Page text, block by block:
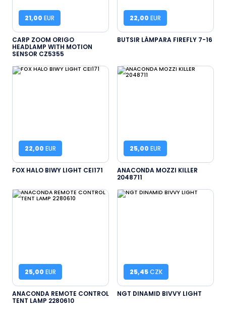
21,00 EUR
CARP ZOOM ORIGO
HEADLAMP WITH MOTION
SENSOR CZ5355
22,00 EUR
BUTSIR LÁMPARA FIREFLY 7-16
22,00 EUR
FOX HALO BIWY LIGHT CEI171
25,00 EUR
ANACONDA MOZZI KILLER
2048711
25,00 EUR
ANACONDA REMOTE CONTROL
TENT LAMP 2280610
25,45CZK
NGT DINAMID BIVVY LIGHT